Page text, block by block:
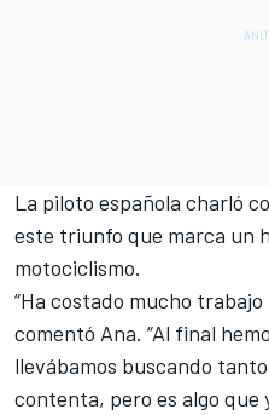
La piloto española charló
este triunfo que marca un
motociclismo.
“Ha costado mucho
comentó Ana. “Al final
llevábamos buscando
contenta, pero es algo que